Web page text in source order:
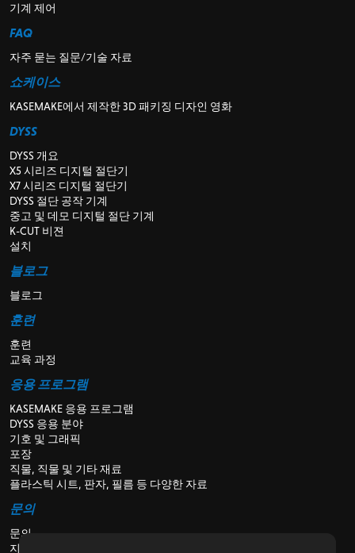
기계 제어
FAQ
자주 묻는 질문/기술 자료
쇼케이스
KASEMAKE에서 제작한 3D 패키징 디자인 영화
DYSS
DYSS 개요
X5 시리즈 디지털 절단기
X7 시리즈 디지털 절단기
DYSS 절단 공작 기계
중고 및 데모 디지털 절단 기계
K-CUT 비젼
설치
블로그
블로그
훈련
훈련
교육 과정
응용 프로그램
KASEMAKE 응용 프로그램
DYSS 응용 분야
기호 및 그래픽
포장
직물, 직물 및 기타 재료
플라스틱 시트, 판자, 필름 등 다양한 자료
문의
문의
지원